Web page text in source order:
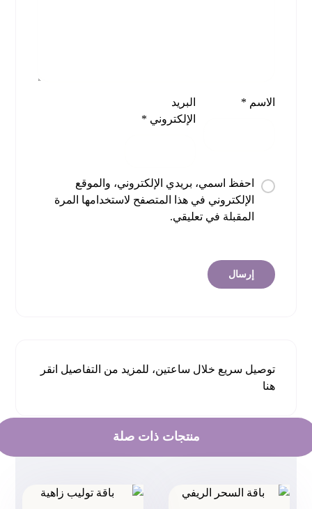
الاسم *
البريد
الإلكتروني *
احفظ اسمي، بريدي الإلكتروني، والموقع
الإلكتروني في هذا المتصفح لاستخدامها المرة
المقبلة في تعليقي.
توصيل سريع خلال ساعتين، للمزيد من التفاصيل انقر
هنا
منتجات ذات صلة